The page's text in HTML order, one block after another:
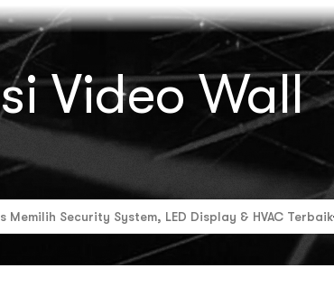
Video Wall
Memilih Security System, LED Display & HVAC Terbaik